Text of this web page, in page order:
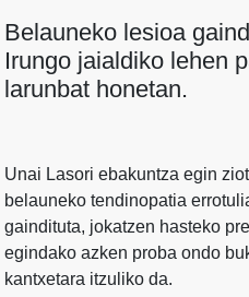
Belauneko lesioa
Irungo jaialdiko lehen
larunbat honetan.
Unai Lasori ebakuntza egin
belauneko tendinopatia
gaindituta, jokatzen hasteko
egindako azken proba ondo
kantxetara itzuliko da.